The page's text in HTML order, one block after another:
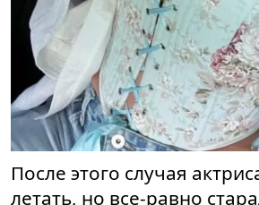
После этого случая
летать, но все-равно